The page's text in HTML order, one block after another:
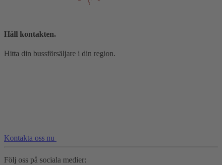
Håll kontakten.
Hitta din bussförsäljare i din region.
Kontakta oss nu
Följ oss på sociala medier: